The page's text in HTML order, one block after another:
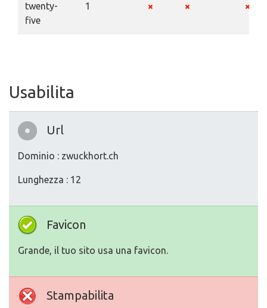
twenty-
five
1
Usabilita
Url
Dominio : zwuckhort.ch
Lunghezza : 12
Favicon
Grande, il tuo sito usa una favicon.
Stampabilita